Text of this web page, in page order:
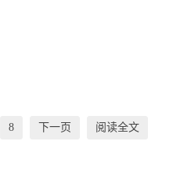
8 下一页 阅读全文